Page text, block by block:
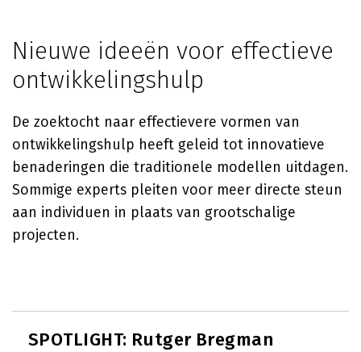
Nieuwe ideeën voor effectieve
ontwikkelingshulp
De zoektocht naar effectievere vormen van
ontwikkelingshulp heeft geleid tot innovatieve
benaderingen die traditionele modellen uitdagen.
Sommige experts pleiten voor meer directe steun
aan individuen in plaats van grootschalige
projecten.
SPOTLIGHT: Rutger Bregman